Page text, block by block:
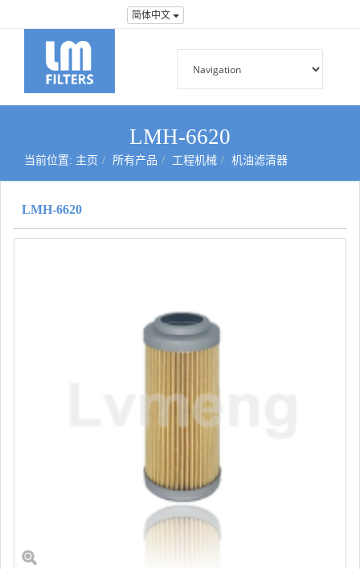
简体中文
LMH-6620
当前位置: 主页 所有产品 工程机械 机油滤清器
LMH-6620